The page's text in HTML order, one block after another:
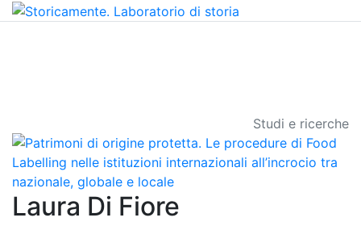
Studi e ricerche
Laura Di Fiore